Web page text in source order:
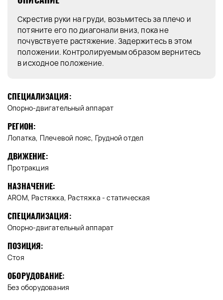
Скрестив руки на груди, возьмитесь за плечо и
потяните его по диагонали вниз, пока не
почувствуете растяжение. Задержитесь в этом
положении. Контролируемым образом вернитесь
в исходное положение.
СПЕЦИАЛИЗАЦИЯ:
Опорно-двигательный аппарат
РЕГИОН:
Лопатка, Плечевой пояс, Грудной отдел
ДВИЖЕНИЕ:
Протракция
НАЗНАЧЕНИЕ:
AROM, Растяжка, Растяжка - статическая
СПЕЦИАЛИЗАЦИЯ:
Опорно-двигательный аппарат
ПОЗИЦИЯ:
Стоя
ОБОРУДОВАНИЕ:
Без оборудования